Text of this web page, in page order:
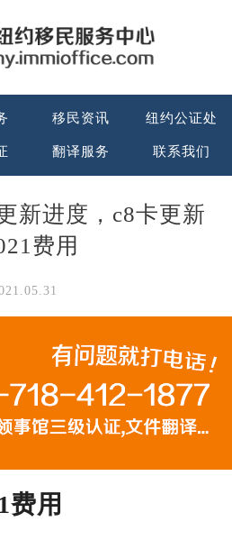
移民资讯 纽约公证处
翻译服务 联系我们
新进度，c8卡更新
费用
费用